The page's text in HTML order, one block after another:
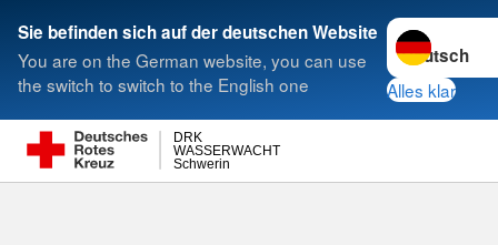
Sie befinden sich auf der deutschen Website
You are on the German website, you can use
the switch to switch to the English one
Sprache
Alles klar
Schwerin
WASSERWACHT
DRK
Suche